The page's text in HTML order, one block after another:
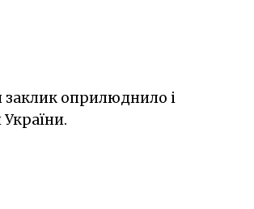
заклик оприлюднило і